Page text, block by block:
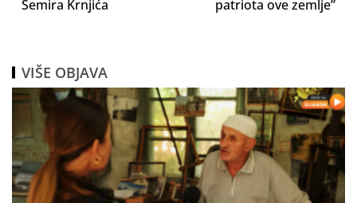
Semira Krnjića
patriota ove zemlje”
VIŠE OBJAVA